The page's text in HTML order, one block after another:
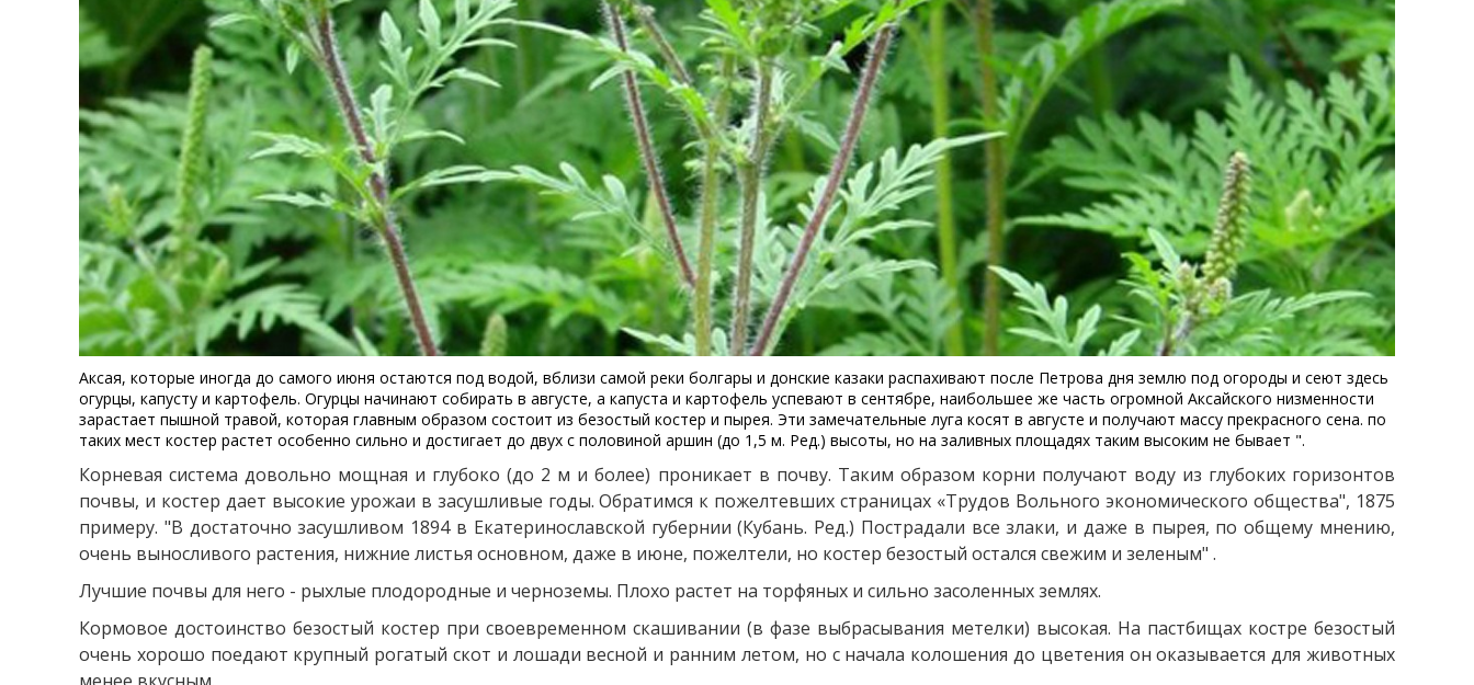
Аксая, которые иногда до самого июня остаются под водой, вблизи самой реки болгары и донские казаки распахивают после Петрова дня землю под огороды и сеют здесь
огурцы, капусту и картофель. Огурцы начинают собирать в августе, а капуста и картофель успевают в сентябре, наибольшее же часть огромной Аксайского низменности
зарастает пышной травой, которая главным образом состоит из безостый костер и пырея. Эти замечательные луга косят в августе и получают массу прекрасного сена. по
таких мест костер растет особенно сильно и достигает до двух с половиной аршин (до 1,5 м. Ред.) высоты, но на заливных площадях таким высоким не бывает ".
Корневая система довольно мощная и глубоко (до 2 м и более) проникает в почву. Таким образом корни получают воду из глубоких горизонтов
почвы, и костер дает высокие урожаи в засушливые годы. Обратимся к пожелтевших страницах «Трудов Вольного экономического общества", 1875
примеру. "В достаточно засушливом 1894 в Екатеринославской губернии (Кубань. Ред.) Пострадали все злаки, и даже в пырея, по общему мнению,
очень выносливого растения, нижние листья основном, даже в июне, пожелтели, но костер безостый остался свежим и зеленым" .
Лучшие почвы для него - рыхлые плодородные и черноземы. Плохо растет на торфяных и сильно засоленных землях.
Кормовое достоинство безостый костер при своевременном скашивании (в фазе выбрасывания метелки) высокая. На пастбищах костре безостый
очень хорошо поедают крупный рогатый скот и лошади весной и ранним летом, но с начала колошения до цветения он оказывается для животных